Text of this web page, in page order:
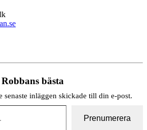
bästa
senaste inläggen skickade till din e-post.
Prenumerera